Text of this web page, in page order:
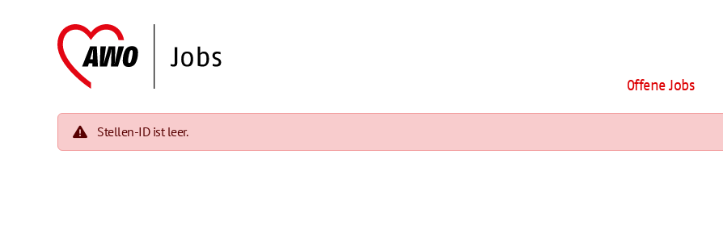
Offene Jobs
Stellen-ID ist leer.